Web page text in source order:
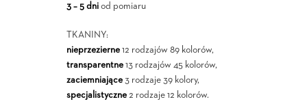
3 – 5 dniod pomiaru
TKANINY:
nieprzezierne12 rodzajów 89 kolorów,
transparentne13 rodzajów 45 kolorów,
zaciemniające3 rodzaje 39 kolory,
specjalistyczne2 rodzaje 12 kolorów.